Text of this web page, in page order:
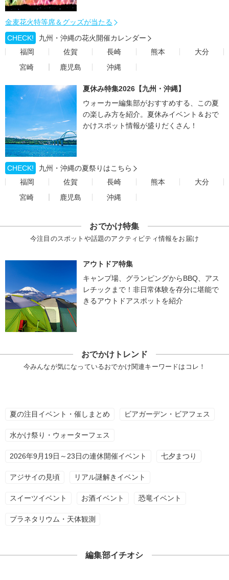
金麦花火特等席＆グッズが当たる
CHECK!
九州・沖縄の花火開催カレンダー
福岡
佐賀 長崎 熊本
大分
宮崎
鹿児島 沖縄
夏休み特集2026【九州・沖縄】
ウォーカー編集部がおすすめする、この夏
の楽しみ方を紹介。夏休みイベント＆おで
かけスポット情報が盛りだくさん！
CHECK!
九州・沖縄の夏祭りはこちら
福岡
佐賀 長崎 熊本
大分
宮崎
鹿児島 沖縄
おでかけ特集
今注目のスポットや話題のアクティビティ情報をお届け
アウトドア特集
キャンプ場、グランピングからBBQ、アス
レチックまで！非日常体験を存分に堪能で
きるアウトドアスポットを紹介
おでかけトレンド
今みんなが気になっているおでかけ関連キーワードはコレ！
夏の注目イベント・催しまとめ ビアガーデン・ビアフェス
水かけ祭り・ウォーターフェス
2026年9月19日～23日の連休開催イベント 七夕まつり
アジサイの見頃 リアル謎解きイベント
スイーツイベント お酒イベント 恐竜イベント
プラネタリウム・天体観測
編集部イチオシ